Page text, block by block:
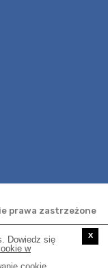
prawa zastrzeżone
Dowiedz się
w
x